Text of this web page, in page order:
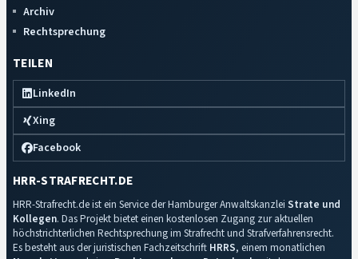
Archiv
Rechtsprechung
TEILEN
LinkedIn
Xing
Facebook
HRR-STRAFRECHT.DE
HRR-Strafrecht.de ist ein Service der Hamburger Anwaltskanzlei Strate und
Kollegen. Das Projekt bietet einen kostenlosen Zugang zur aktuellen
höchstrichterlichen Rechtsprechung im Strafrecht und Strafverfahrensrecht.
Es besteht aus der juristischen Fachzeitschrift HRRS, einem monatlichen